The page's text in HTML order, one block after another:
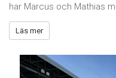
har Marcus och Mathias
Läs mer